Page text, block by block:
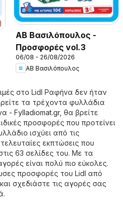
ΑΒ Βασιλόπουλος -
Προσφορές vol.3
06/08 - 26/08/2026
ΑΒ Βασιλόπουλος
στο Lidl Ραφήνα δεν ήταν
τα τρέχοντα φυλλάδια
- Fylladiomat.gr, θα βρείτε
προσφορές που προτείνει
ισχύει από τις
εκπτώσεις που
63 σελίδες του. Με τα
είναι πολύ πιο εύκολες.
προσφορές του Lidl από
σχεδιάστε τις αγορές σας